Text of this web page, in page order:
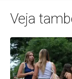
Veja